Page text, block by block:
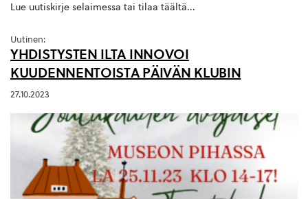
Lue uutiskirje selaimessa tai tilaa täältä...
Uutinen:
YHDISTYSTEN ILTA INNOVOI
KUUDENNENTOISTA PÄIVÄN KLUBIN
27.10.2023